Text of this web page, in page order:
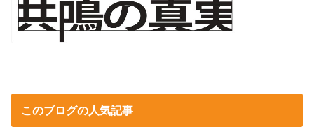
このブログの人気記事